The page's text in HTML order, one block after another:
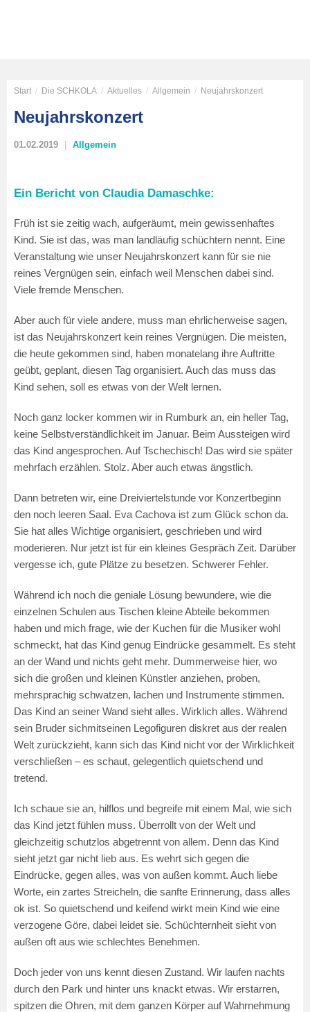
Start / Die SCHKOLA / Aktuelles / Allgemein / Neujahrskonzert
Neujahrskonzert
01.02.2019 Allgemein
Ein Bericht von Claudia Damaschke:
Früh ist sie zeitig wach, aufgeräumt, mein gewissenhaftes
Kind. Sie ist das, was man landläufig schüchtern nennt. Eine
Veranstaltung wie unser Neujahrskonzert kann für sie nie
reines Vergnügen sein, einfach weil Menschen dabei sind.
Viele fremde Menschen.
Aber auch für viele andere, muss man ehrlicherweise sagen,
ist das Neujahrskonzert kein reines Vergnügen. Die meisten,
die heute gekommen sind, haben monatelang ihre Auftritte
geübt, geplant, diesen Tag organisiert. Auch das muss das
Kind sehen, soll es etwas von der Welt lernen.
Noch ganz locker kommen wir in Rumburk an, ein heller Tag,
keine Selbstverständlichkeit im Januar. Beim Aussteigen wird
das Kind angesprochen. Auf Tschechisch! Das wird sie später
mehrfach erzählen. Stolz. Aber auch etwas ängstlich.
Dann betreten wir, eine Dreiviertelstunde vor Konzertbeginn
den noch leeren Saal. Eva Cachova ist zum Glück schon da.
Sie hat alles Wichtige organisiert, geschrieben und wird
moderieren. Nur jetzt ist für ein kleines Gespräch Zeit. Darüber
vergesse ich, gute Plätze zu besetzen. Schwerer Fehler.
Während ich noch die geniale Lösung bewundere, wie die
einzelnen Schulen aus Tischen kleine Abteile bekommen
haben und mich frage, wie der Kuchen für die Musiker wohl
schmeckt, hat das Kind genug Eindrücke gesammelt. Es steht
an der Wand und nichts geht mehr. Dummerweise hier, wo
sich die großen und kleinen Künstler anziehen, proben,
mehrsprachig schwatzen, lachen und Instrumente stimmen.
Das Kind an seiner Wand sieht alles. Wirklich alles. Während
sein Bruder sichmitseinen Legofiguren diskret aus der realen
Welt zurückzieht, kann sich das Kind nicht vor der Wirklichkeit
verschließen – es schaut, gelegentlich quietschend und
tretend.
Ich schaue sie an, hilflos und begreife mit einem Mal, wie sich
das Kind jetzt fühlen muss. Überrollt von der Welt und
gleichzeitig schutzlos abgetrennt von allem. Denn das Kind
sieht jetzt gar nicht lieb aus. Es wehrt sich gegen die
Eindrücke, gegen alles, was von außen kommt. Auch liebe
Worte, ein zartes Streicheln, die sanfte Erinnerung, dass alles
ok ist. So quietschend und keifend wirkt mein Kind wie eine
verzogene Göre, dabei leidet sie. Schüchternheit sieht von
außen oft aus wie schlechtes Benehmen.
Doch jeder von uns kennt diesen Zustand. Wir laufen nachts
durch den Park und hinter uns knackt etwas. Wir erstarren,
spitzen die Ohren, mit dem ganzen Körper auf Wahrnehmung